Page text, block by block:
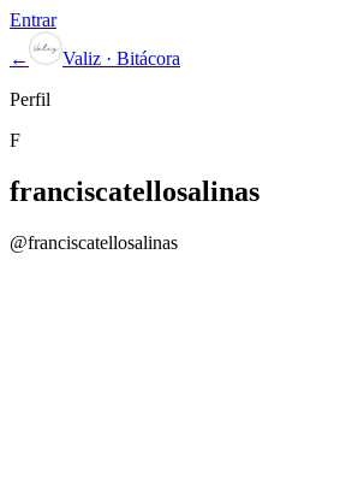
Entrar
←
Valiz · Bitácora
Perfil
F
franciscatellosalinas
@franciscatellosalinas